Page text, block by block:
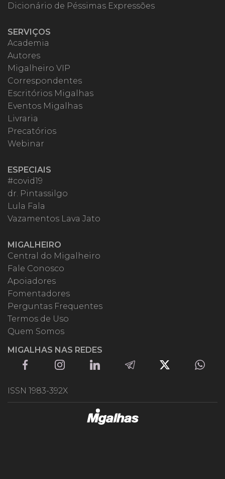
Dicionário de Péssimas Expressões
SERVIÇOS
Academia
Autores
Migalheiro VIP
Correspondentes
Escritórios Migalhas
Eventos Migalhas
Livraria
Precatórios
Webinar
ESPECIAIS
#covid19
dr. Pintassilgo
Lula Fala
Vazamentos Lava Jato
MIGALHEIRO
Central do Migalheiro
Fale Conosco
Apoiadores
Fomentadores
Perguntas Frequentes
Termos de Uso
Quem Somos
MIGALHAS NAS REDES
ISSN 1983-392X